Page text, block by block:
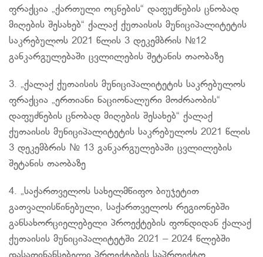
ფრაქცია „ქართული ოცნების“ დაფუძნების ცნობად
მიღების შესახებ“ ქალაქ ქუთაისის მუნიციპალიტეტის
საკრებულოს 2021 წლის 3 დეკემბრის №12
განკარგულებაში ცვლილების შეტანის თაობაზე
3. „ქალაქ ქუთაისის მუნიციპალიტეტის საკრებულოს
ფრაქცია „ერთიანი ნაციონალური მოძრაობის“
დაფუძნების ცნობად მიღების შესახებ“ ქალაქ
ქუთაისის მუნიციპალიტეტის საკრებულოს 2021 წლის
3 დეკემბრის № 13 განკარგულებაში ცვლილების
შეტანის თაობაზე
4. „საქართველოს სახელმწიფო ბიუჯეტით
გათვალისწინებული, საქართველოს რეგიონებში
განსახორციელებელი პროექტების ფონდიდან ქალაქ
ქუთაისის მუნიციპალიტეტში 2021 – 2024 წლებში